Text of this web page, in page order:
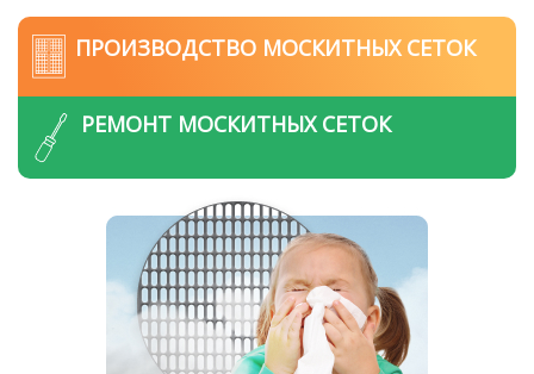
ПРОИЗВОДСТВО МОСКИТНЫХ СЕТОК
РЕМОНТ МОСКИТНЫХ СЕТОК